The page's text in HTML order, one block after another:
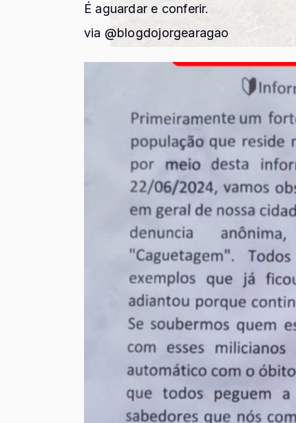
É aguardar e conferir.
via @blogdojorgearagao